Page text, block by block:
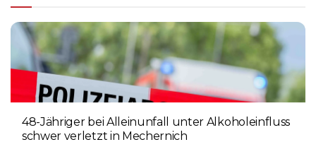
48-Jähriger bei Alleinunfall unter Alkoholeinfluss
schwer verletzt in Mechernich